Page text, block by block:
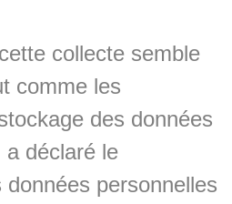
collecte semble
comme les
des données
a déclaré le
données personnelles